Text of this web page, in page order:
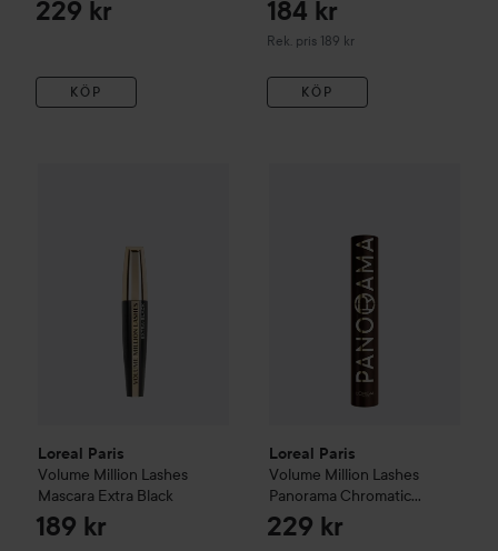
229 kr
KÖP
184 kr
Rek. pris 189 kr
Rekommenderat pris 189 kr
KÖP
Loreal Paris
Volume Million Lashes
Mascara Extra Black
189 kr
Loreal Paris
Volume Million Lashes
Panorama Chromatic
Mascara
229 kr